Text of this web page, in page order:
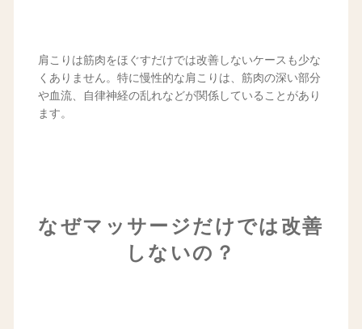
肩こりは筋肉をほぐすだけでは改善しないケースも少な
くありません。特に慢性的な肩こりは、筋肉の深い部分
や血流、自律神経の乱れなどが関係していることがあり
ます。
なぜマッサージだけでは改善
しないの？